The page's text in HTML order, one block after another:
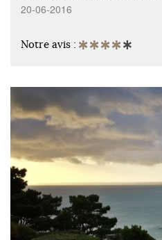
20-06-2016
Notre avis :